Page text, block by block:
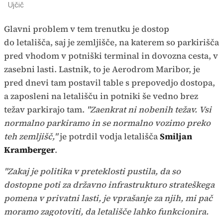
Ujčič
Glavni problem v tem trenutku je dostop
do letališča, saj je zemljišče, na katerem so parkirišča
pred vhodom v potniški terminal in dovozna cesta, v
zasebni lasti. Lastnik, to je Aerodrom Maribor, je
pred dnevi tam postavil table s prepovedjo dostopa,
a zaposleni na letališču in potniki še vedno brez
težav parkirajo tam. "Zaenkrat ni nobenih težav. Vsi
normalno parkiramo in se normalno vozimo preko
teh zemljišč,"je potrdil vodja letališčaSmiljan
Kramberger.
"Zakaj je politika v preteklosti pustila, da so
dostopne poti za državno infrastrukturo strateškega
pomena v privatni lasti, je vprašanje za njih, mi pač
moramo zagotoviti, da letališče lahko funkcionira.